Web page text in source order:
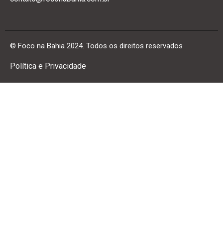
© Foco na Bahia 2024. Todos os direitos reservados
Política e Privacidade